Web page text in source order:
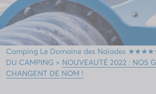
Camping Le Domaine des Naïades
DU CAMPING > NOUVEAUTÉ 2022 : NOS
CHANGENT DE NOM !